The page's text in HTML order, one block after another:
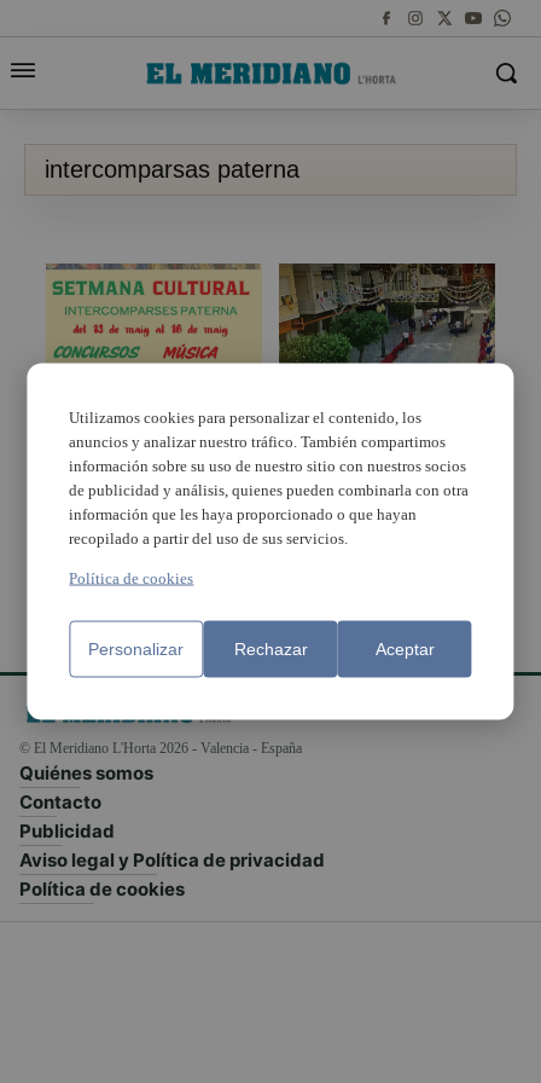
intercomparsas paterna
La Semana Cultural de
Intercomparsas llega a
Paterna
Intercomparses vestirà
els carrers de Paterna
durant les desfilades de
moros i cristians
© El Meridiano L'Horta 2026 - Valencia - España
Quiénes somos
Contacto
Publicidad
Aviso legal y Política de privacidad
Política de cookies
Utilizamos cookies para personalizar el contenido, los
anuncios y analizar nuestro tráfico. También compartimos
información sobre su uso de nuestro sitio con nuestros socios
de publicidad y análisis, quienes pueden combinarla con otra
información que les haya proporcionado o que hayan
recopilado a partir del uso de sus servicios.
Política de cookies
Personalizar Rechazar Aceptar